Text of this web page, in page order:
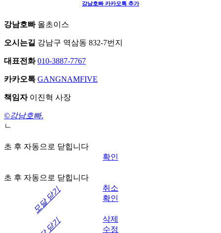
강남호빠카카오톡 추가
강남호빠 올초이스
오시는길 강남구 역삼동 832-7번지
대표전화 010-3887-7767
카카오톡 GANGNAMFIVE
책임자 이진혁 사장
©강남호빠.
ㄴ
모달 닫기
초 후 자동으로 닫힙니다
확인
초 후 자동으로 닫힙니다
취소
확인
삭제
수정